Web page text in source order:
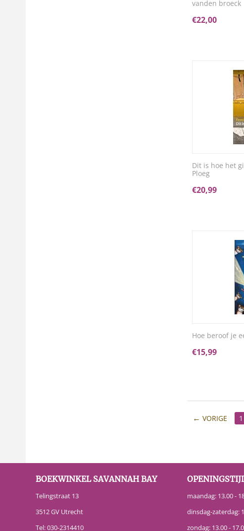
vanden broeck
€22,00
Dit is hoe het
Ploeg
€20,99
Hoe beroof je
€15,99
VORIGE 1
BOEKWINKEL SAVANNAH BAY
Telingstraat 13
3512 GV Utrecht
Tel:030-2314410
maandag: 13.00 -
dinsdag-zaterdag:
zondag: 13.00 -